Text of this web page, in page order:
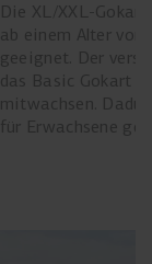
Die XL/XXL-
ab einem Alter von
geeignet. Der
das Basic Gokart
mitwachsen.
für Erwachsene